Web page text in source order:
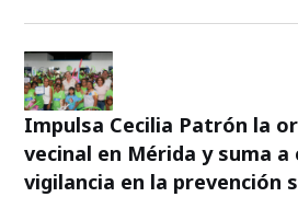
Impulsa Cecilia Patrón la
vecinal en Mérida y suma
vigilancia en la prevención